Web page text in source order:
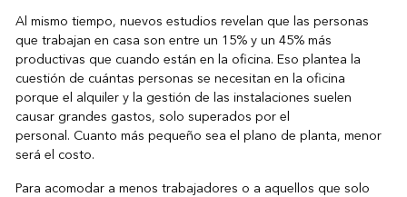
Al mismo tiempo, nuevos estudios revelan que las personas
que trabajan en casa son entre un 15% y un 45% más
productivas que cuando están en la oficina. Eso plantea la
cuestión de cuántas personas se necesitan en la oficina
porque el alquiler y la gestión de las instalaciones suelen
causar grandes gastos, solo superados por el
personal. Cuanto más pequeño sea el plano de planta, menor
será el costo.
Para acomodar a menos trabajadores o a aquellos que solo